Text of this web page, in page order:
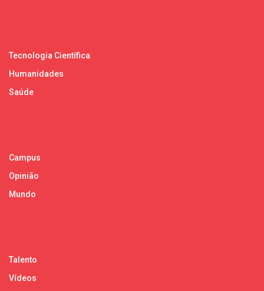
Tecnologia Científica
Humanidades
Saúde
Campus
Opinião
Mundo
Talento
Vídeos